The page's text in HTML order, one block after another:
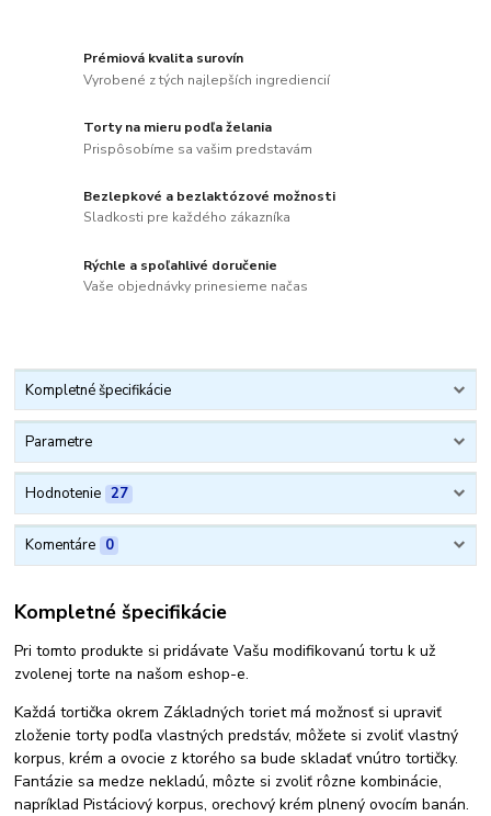
Prémiová kvalita surovín
Vyrobené z tých najlepších ingrediencií
Torty na mieru podľa želania
Prispôsobíme sa vašim predstavám
Bezlepkové a bezlaktózové možnosti
Sladkosti pre každého zákazníka
Rýchle a spoľahlivé doručenie
Vaše objednávky prinesieme načas
Kompletné špecifikácie
Parametre
Hodnotenie 27
Komentáre 0
Kompletné špecifikácie
Pri tomto produkte si pridávate Vašu modifikovanú tortu k už
zvolenej torte na našom eshop-e.
Každá tortička okrem Základných toriet má možnosť si upraviť
zloženie torty podľa vlastných predstáv, môžete si zvoliť vlastný
korpus, krém a ovocie z ktorého sa bude skladať vnútro tortičky.
Fantázie sa medze nekladú, môzte si zvoliť rôzne kombinácie,
napríklad Pistáciový korpus, orechový krém plnený ovocím banán.